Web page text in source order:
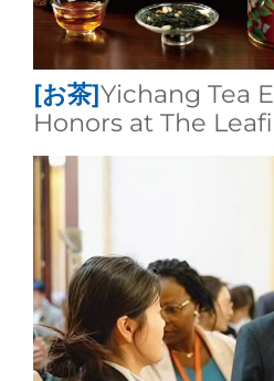
[お茶]​Yichang Tea
Honors at The